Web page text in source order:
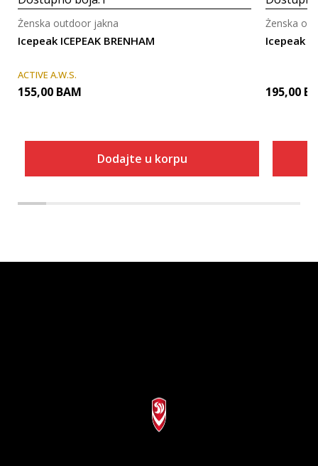
Icepeak ICEPEAK BRENHAM
Ženska outdoor jakna
ACTIVE A.W.S.
155,00 BAM
Dodajte u korpu
Icepeak
Ženska
195,00